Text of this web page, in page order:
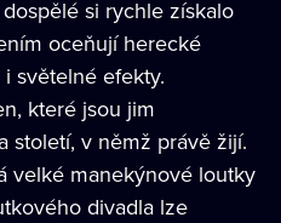
si rychle získalo
oceňují herecké
světelné efekty.
které jsou jim
století, v němž právě žijí.
velké manekýnové loutky
divadla lze